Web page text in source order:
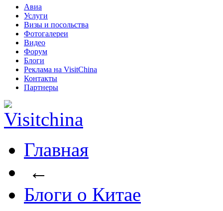
Авиа
Услуги
Визы и посольства
Фотогалереи
Видео
Форум
Блоги
Реклама на VisitChina
Контакты
Партнеры
Главная
←
Блоги о Китае